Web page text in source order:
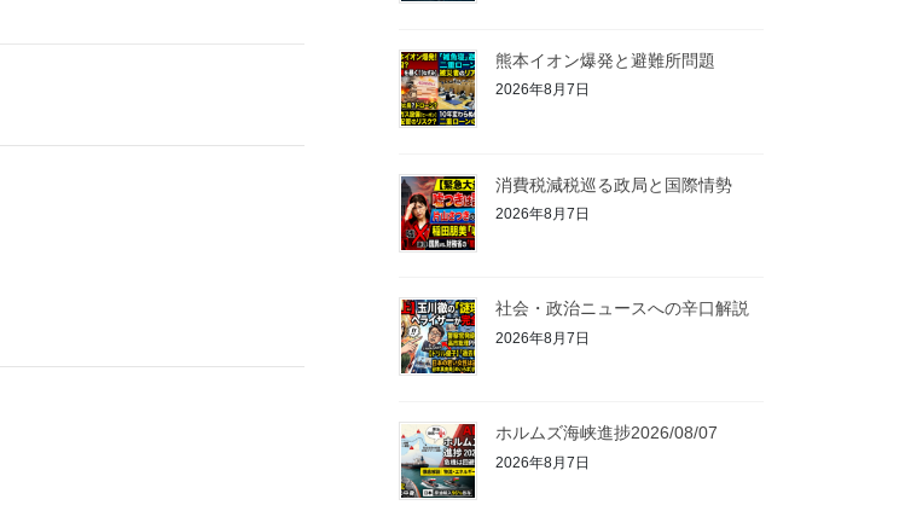
熊本イオン爆発と避難所問題
2026年8月7日
消費税減税巡る政局と国際情勢
2026年8月7日
社会・政治ニュースへの辛口解説
2026年8月7日
ホルムズ海峡進捗2026/08/07
2026年8月7日